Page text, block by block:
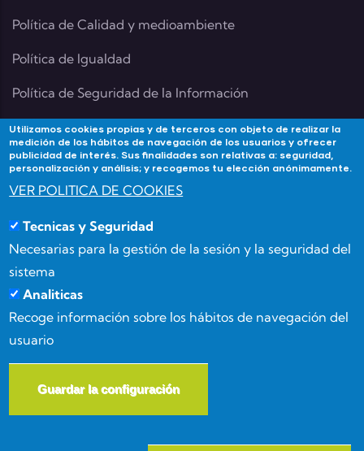
Política de Calidad y medioambiente
Política de Igualdad
Política de Seguridad de la Información
Contacta
Forma3Almeria en:
info@forma3almeria.com
Utilizamos cookies propias y de terceros con objeto de realizar la
medición de los hábitos de navegación de los usuarios y ofrecer
publicidad de interés. Sus finalidades son relativas a: seguridad,
personalización y análisis; y recogemos tu elección anónimamente.
VER POLITICA DE COOKIES
Tecnicas y Seguridad
Necesarias para la gestión de la sesión y la seguridad del
sistema
Analiticas
Recoge información sobre los hábitos de navegación del
usuario
Guardar la configuración